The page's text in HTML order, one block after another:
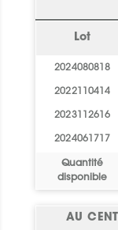
Lot
2024080818
2022110414
2023112616
2024061717
Quantité
disponible
AU